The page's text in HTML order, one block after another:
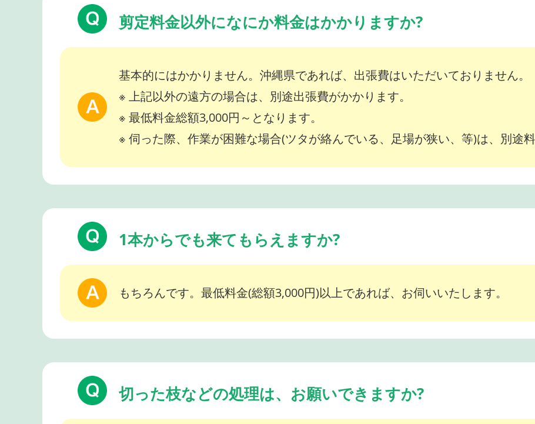
剪定料金以外になにか料金はかかりますか?
基本的にはかかりません。沖縄県であれば、出張費はいただいておりません。
※ 上記以外の遠方の場合は、別途出張費がかかります。
※ 最低料金総額3,000円～となります。
※ 伺った際、作業が困難な場合(ツタが絡んでいる、足場が狭い、等)は、別途
1本からでも来てもらえますか?
もちろんです。最低料金(総額3,000円)以上であれば、お伺いいたします。
切った枝などの処理は、お願いできますか?